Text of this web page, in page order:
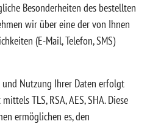
Besonderheiten des bestellten
wir über eine der von Ihnen
(E-Mail, Telefon, SMS)
und Nutzung Ihrer Daten erfolgt
TLS, RSA, AES, SHA. Diese
ermöglichen es, den